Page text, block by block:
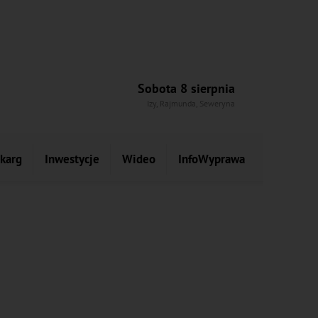
Sobota 8 sierpnia
Izy, Rajmunda, Seweryna
Inwestycje Wideo InfoWyprawa